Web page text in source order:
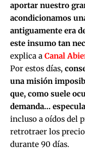
aportar nuestro
acondicionamos
antiguamente era
este insumo tan
explica a Canal
Por estos días,
una misión
que, como suele
demanda…
incluso a oídos del
retrotraer los
durante 90 días.